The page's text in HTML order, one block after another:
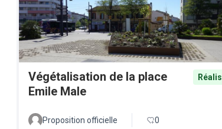
Végétalisation de la place
Emile Male
Proposition officielle 0